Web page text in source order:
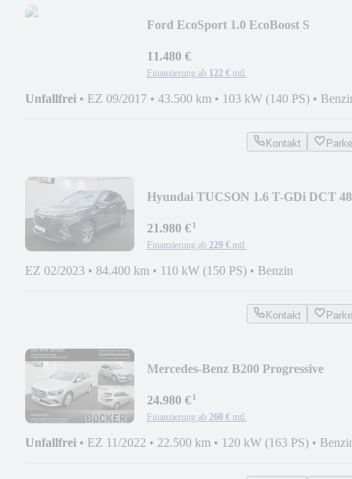
Ford EcoSport 1.0 EcoBoost S
11.480 €
Finanzierung ab 122 € mtl.
Unfallfrei • EZ 09/2017 • 43.500 km • 103 kW (140 PS) •
Kontakt
Hyundai TUCSON 1.6 T-GDi DCT
21.980 €¹
Finanzierung ab 229 € mtl.
EZ 02/2023 • 84.400 km • 110 kW (150 PS) • Benzin
Kontakt
Mercedes-Benz B200 Progressive
24.980 €¹
Finanzierung ab 260 € mtl.
Unfallfrei • EZ 11/2022 • 22.500 km • 120 kW (163 PS) •